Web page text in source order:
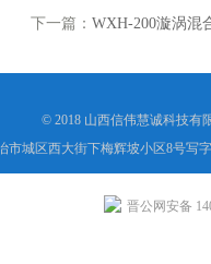
下一篇： WXH-200漩涡混
© 2018 山西信伟慧诚科技有
市城区西大街下梅辉坡小区8号写
晋公网安备